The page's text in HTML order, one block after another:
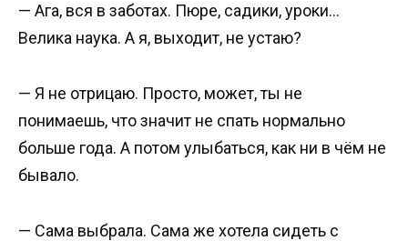
— Ага, вся в заботах. Пюре, садики, уроки…
Велика наука. А я, выходит, не устаю?
— Я не отрицаю. Просто, может, ты не
понимаешь, что значит не спать нормально
больше года. А потом улыбаться, как ни в чём не
бывало.
— Сама выбрала. Сама же хотела сидеть с